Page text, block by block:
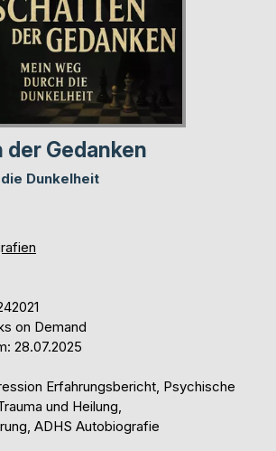
der Gedanken
Dunkelheit
on Demand
28.07.2025
Erfahrungsbericht, Psychische
und Heilung,
ADHS Autobiografie